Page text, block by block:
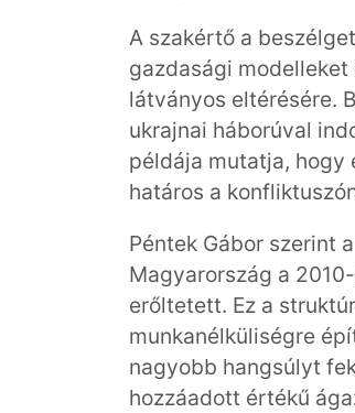
A szakértő a
gazdasági
látványos eltérésére.
ukrajnai háborúval
példája mutatja, hogy
határos a
Péntek Gábor szerint
Magyarország a
erőltetett. Ez a
munkanélküliségre
nagyobb hangsúlyt
hozzáadott értékű